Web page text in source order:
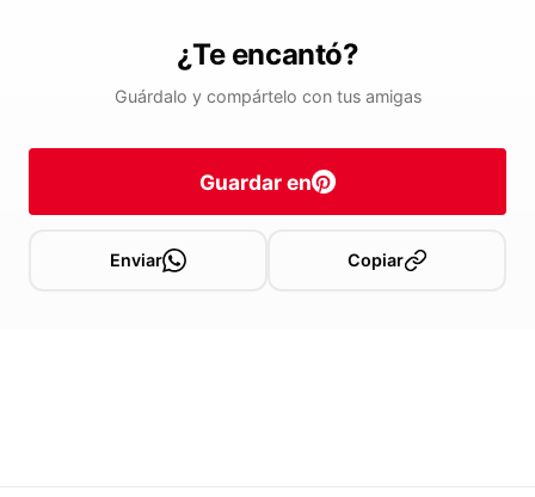
¿Te encantó?
Guárdalo y compártelo con tus amigas
Guardar en
Enviar Copiar